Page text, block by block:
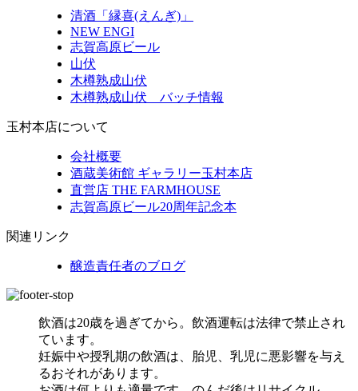
清酒「縁喜(えんぎ)」
NEW ENGI
志賀高原ビール
山伏
木樽熟成山伏
木樽熟成山伏 バッチ情報
玉村本店について
会社概要
酒蔵美術館 ギャラリー玉村本店
直営店 THE FARMHOUSE
志賀高原ビール20周年記念本
関連リンク
醸造責任者のブログ
飲酒は20歳を過ぎてから。飲酒運転は法律で禁止され
ています。
妊娠中や授乳期の飲酒は、胎児、乳児に悪影響を与え
るおそれがあります。